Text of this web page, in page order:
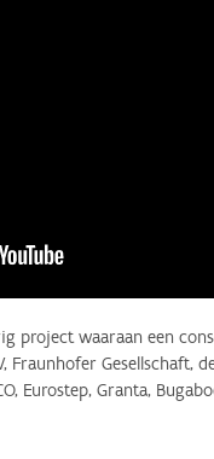
project waaraan een
Gesellschaft,
Eurostep, Granta,